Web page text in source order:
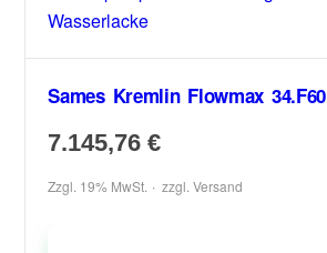
Sames Kremlin Flowmax 34.F60
7.145,76€
Zzgl. 19% MwSt. zzgl.Versand